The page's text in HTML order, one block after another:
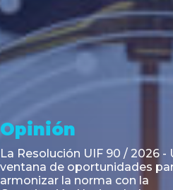
Asesoramiento y
Transacciones
Emisión de Obligaciones
Negociables Clase E de Central